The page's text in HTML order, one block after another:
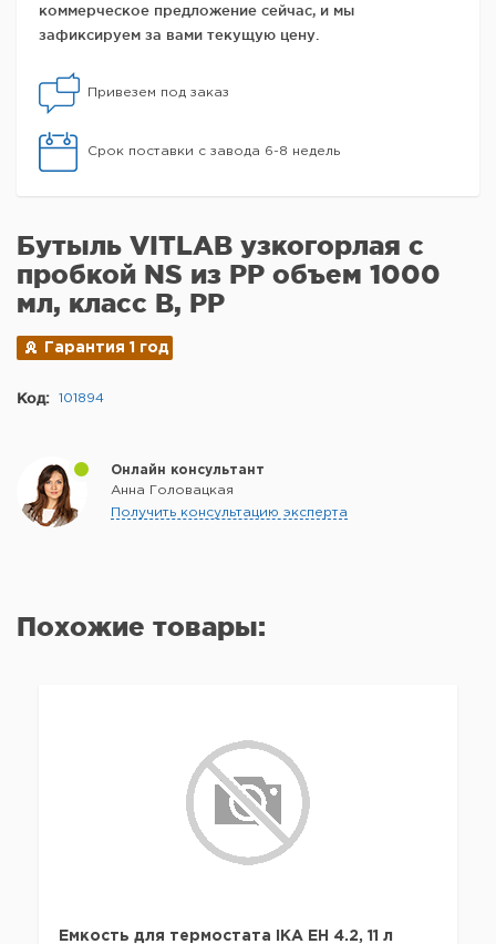
коммерческое предложение сейчас, и мы
зафиксируем за вами текущую цену.
Привезем под заказ
Срок поставки с завода 6-8 недель
Бутыль VITLAB узкогорлая с
пробкой NS из PP объем 1000
мл, класс B, РР
Гарантия 1 год
Код: 101894
Онлайн консультант
Анна Головацкая
Получить консультацию эксперта
Похожие товары:
Емкость для термостата IKA EH 4.2, 11 л